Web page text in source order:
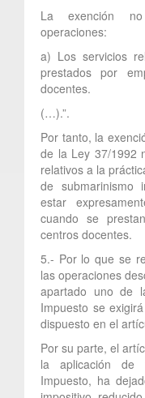
La exención
operaciones:
a) Los servicios
prestados por
docentes.
(…).”.
Por tanto, la
de la Ley 37/1992
relativos a la
de submarinismo
estar
cuando se
centros docentes.
5.- Por lo que se
las operaciones
apartado uno de
Impuesto se
dispuesto en el
Por su parte, el
la aplicación de
Impuesto, ha